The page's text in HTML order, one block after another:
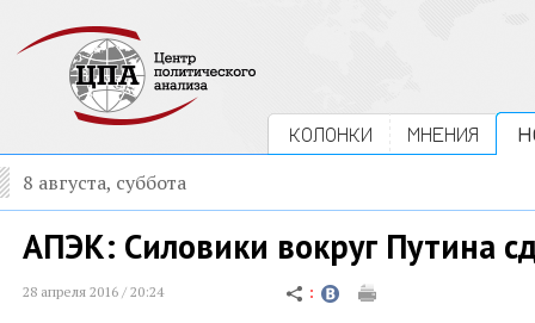
КОЛОНКИ МНЕНИЯ
8 августа, суббота
АПЭК: Силовики вокруг Путина
28 апреля 2016 / 20:24